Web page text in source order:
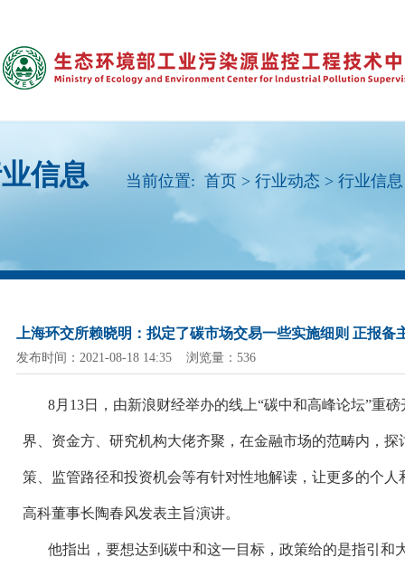
信息 当前位置: 首页 > 行业动态 > 行业信息
上海环交所赖晓明：拟定了碳市场交易一些实施细则 正报备
发布时间：2021-08-18 14:35 浏览量：536
8月13日，由新浪财经举办的线上“碳中和高峰论坛”重
界、资金方、研究机构大佬齐聚，在金融市场的范畴内，
策、监管路径和投资机会等有针对性地解读，让更多的个
高科董事长陶春风发表主旨演讲。
他指出，要想达到碳中和这一目标，政策给的是指引和